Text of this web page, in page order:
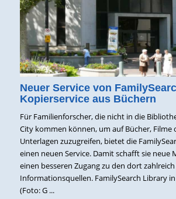
Neuer Service von
Kopierservice aus Büchern
Für Familienforscher, die nicht in die
City kommen können, um auf Bücher, Filme
Unterlagen zuzugreifen, bietet die
einen neuen Service. Damit schafft sie neue
einen besseren Zugang zu den dort
Informationsquellen. FamilySearch Library
(Foto: G ...